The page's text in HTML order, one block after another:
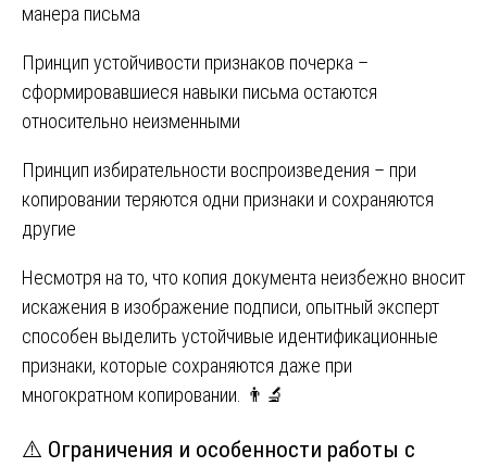
манера письма
Принцип устойчивости признаков почерка –
сформировавшиеся навыки письма остаются
относительно неизменными
Принцип избирательности воспроизведения – при
копировании теряются одни признаки и сохраняются
другие
Несмотря на то, что копия документа неизбежно вносит
искажения в изображение подписи, опытный эксперт
способен выделить устойчивые идентификационные
признаки, которые сохраняются даже при
многократном копировании. 👨‍🔬
⚠️ Ограничения и особенности работы с